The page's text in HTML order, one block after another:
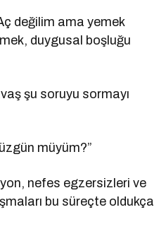
değilim ama yemek
duygusal boşluğu
şu soruyu sormayı
müyüm?”
nefes egzersizleri ve
bu süreçte oldukça